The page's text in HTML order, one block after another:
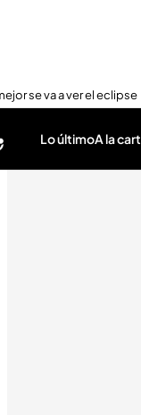
se va a ver el eclipse
Lo últimoA la